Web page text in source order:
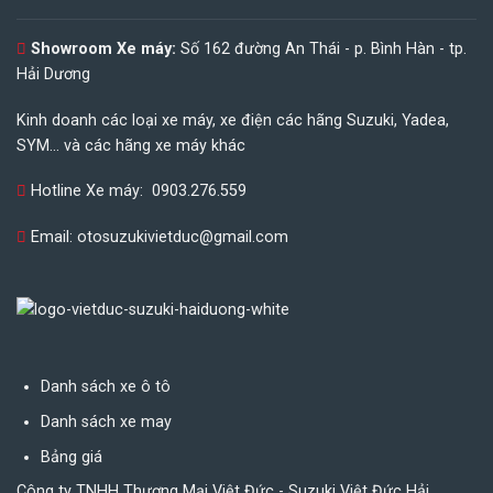
Showroom Xe máy: Số 162 đường An Thái - p. Bình Hàn - tp.
Hải Dương
Kinh doanh các loại xe máy, xe điện các hãng Suzuki, Yadea,
SYM... và các hãng xe máy khác
Hotline Xe máy: 0903.276.559
Email: otosuzukivietduc@gmail.com
Danh sách xe ô tô
Danh sách xe may
Bảng giá